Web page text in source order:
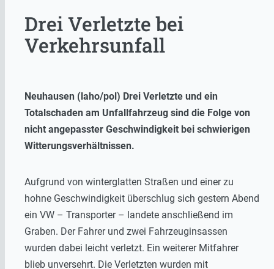
Drei Verletzte bei
Verkehrsunfall
Neuhausen (laho/pol) Drei Verletzte und ein
Totalschaden am Unfallfahrzeug sind die Folge von
nicht angepasster Geschwindigkeit bei schwierigen
Witterungsverhältnissen.
Aufgrund von winterglatten Straßen und einer zu
hohne Geschwindigkeit überschlug sich gestern Abend
ein VW – Transporter – landete anschließend im
Graben. Der Fahrer und zwei Fahrzeuginsassen
wurden dabei leicht verletzt. Ein weiterer Mitfahrer
blieb unversehrt. Die Verletzten wurden mit